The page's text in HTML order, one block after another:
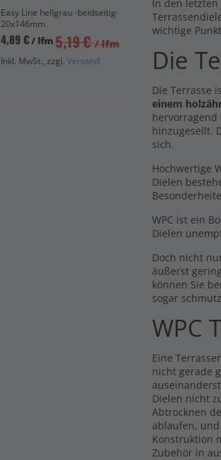
In den letzten
wichtige
Die
Die Terrasse
einem
hervorragend
hinzugesellt.
sich.
Hochwertige
Dielen
WPC ist ein
Dielen
Doch nicht
äußerst
können Sie
sogar
WPC
Eine
nicht gerade
Dielen nicht
Abtrocknen
ablaufen,
Konstruktion
Zubehör in
Easy Line hellgrau -beidseitig-
20x146mm
4,89 €/ lfm 5,19 € / lfm
Inkl. MwSt., zzgl. Versand
Inkl.